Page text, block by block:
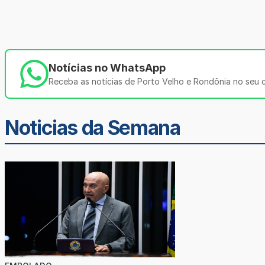
Notícias no WhatsApp
Receba as notícias de Porto Velho e Rondônia no seu
Noticias da Semana